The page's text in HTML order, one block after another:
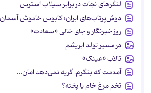
لنگرهای نجات در برابر سیلاب استرس
دوش‌پرتاب‌های ایران؛ کابوس خاموش آسمان
روز خبرنگار و جای خالی «سعادت»
در مسیر تولد ابریشم
تالاب «عینک»
آمدمت که بنگرم، گریه نمی‌دهد امان...
تخم مرغ خام یا پخته؟